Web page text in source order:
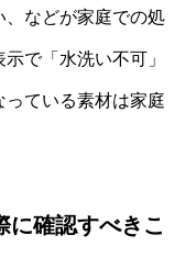
、などが家庭での処
で「水洗い不可」
っている素材は家庭
に確認すべきこ